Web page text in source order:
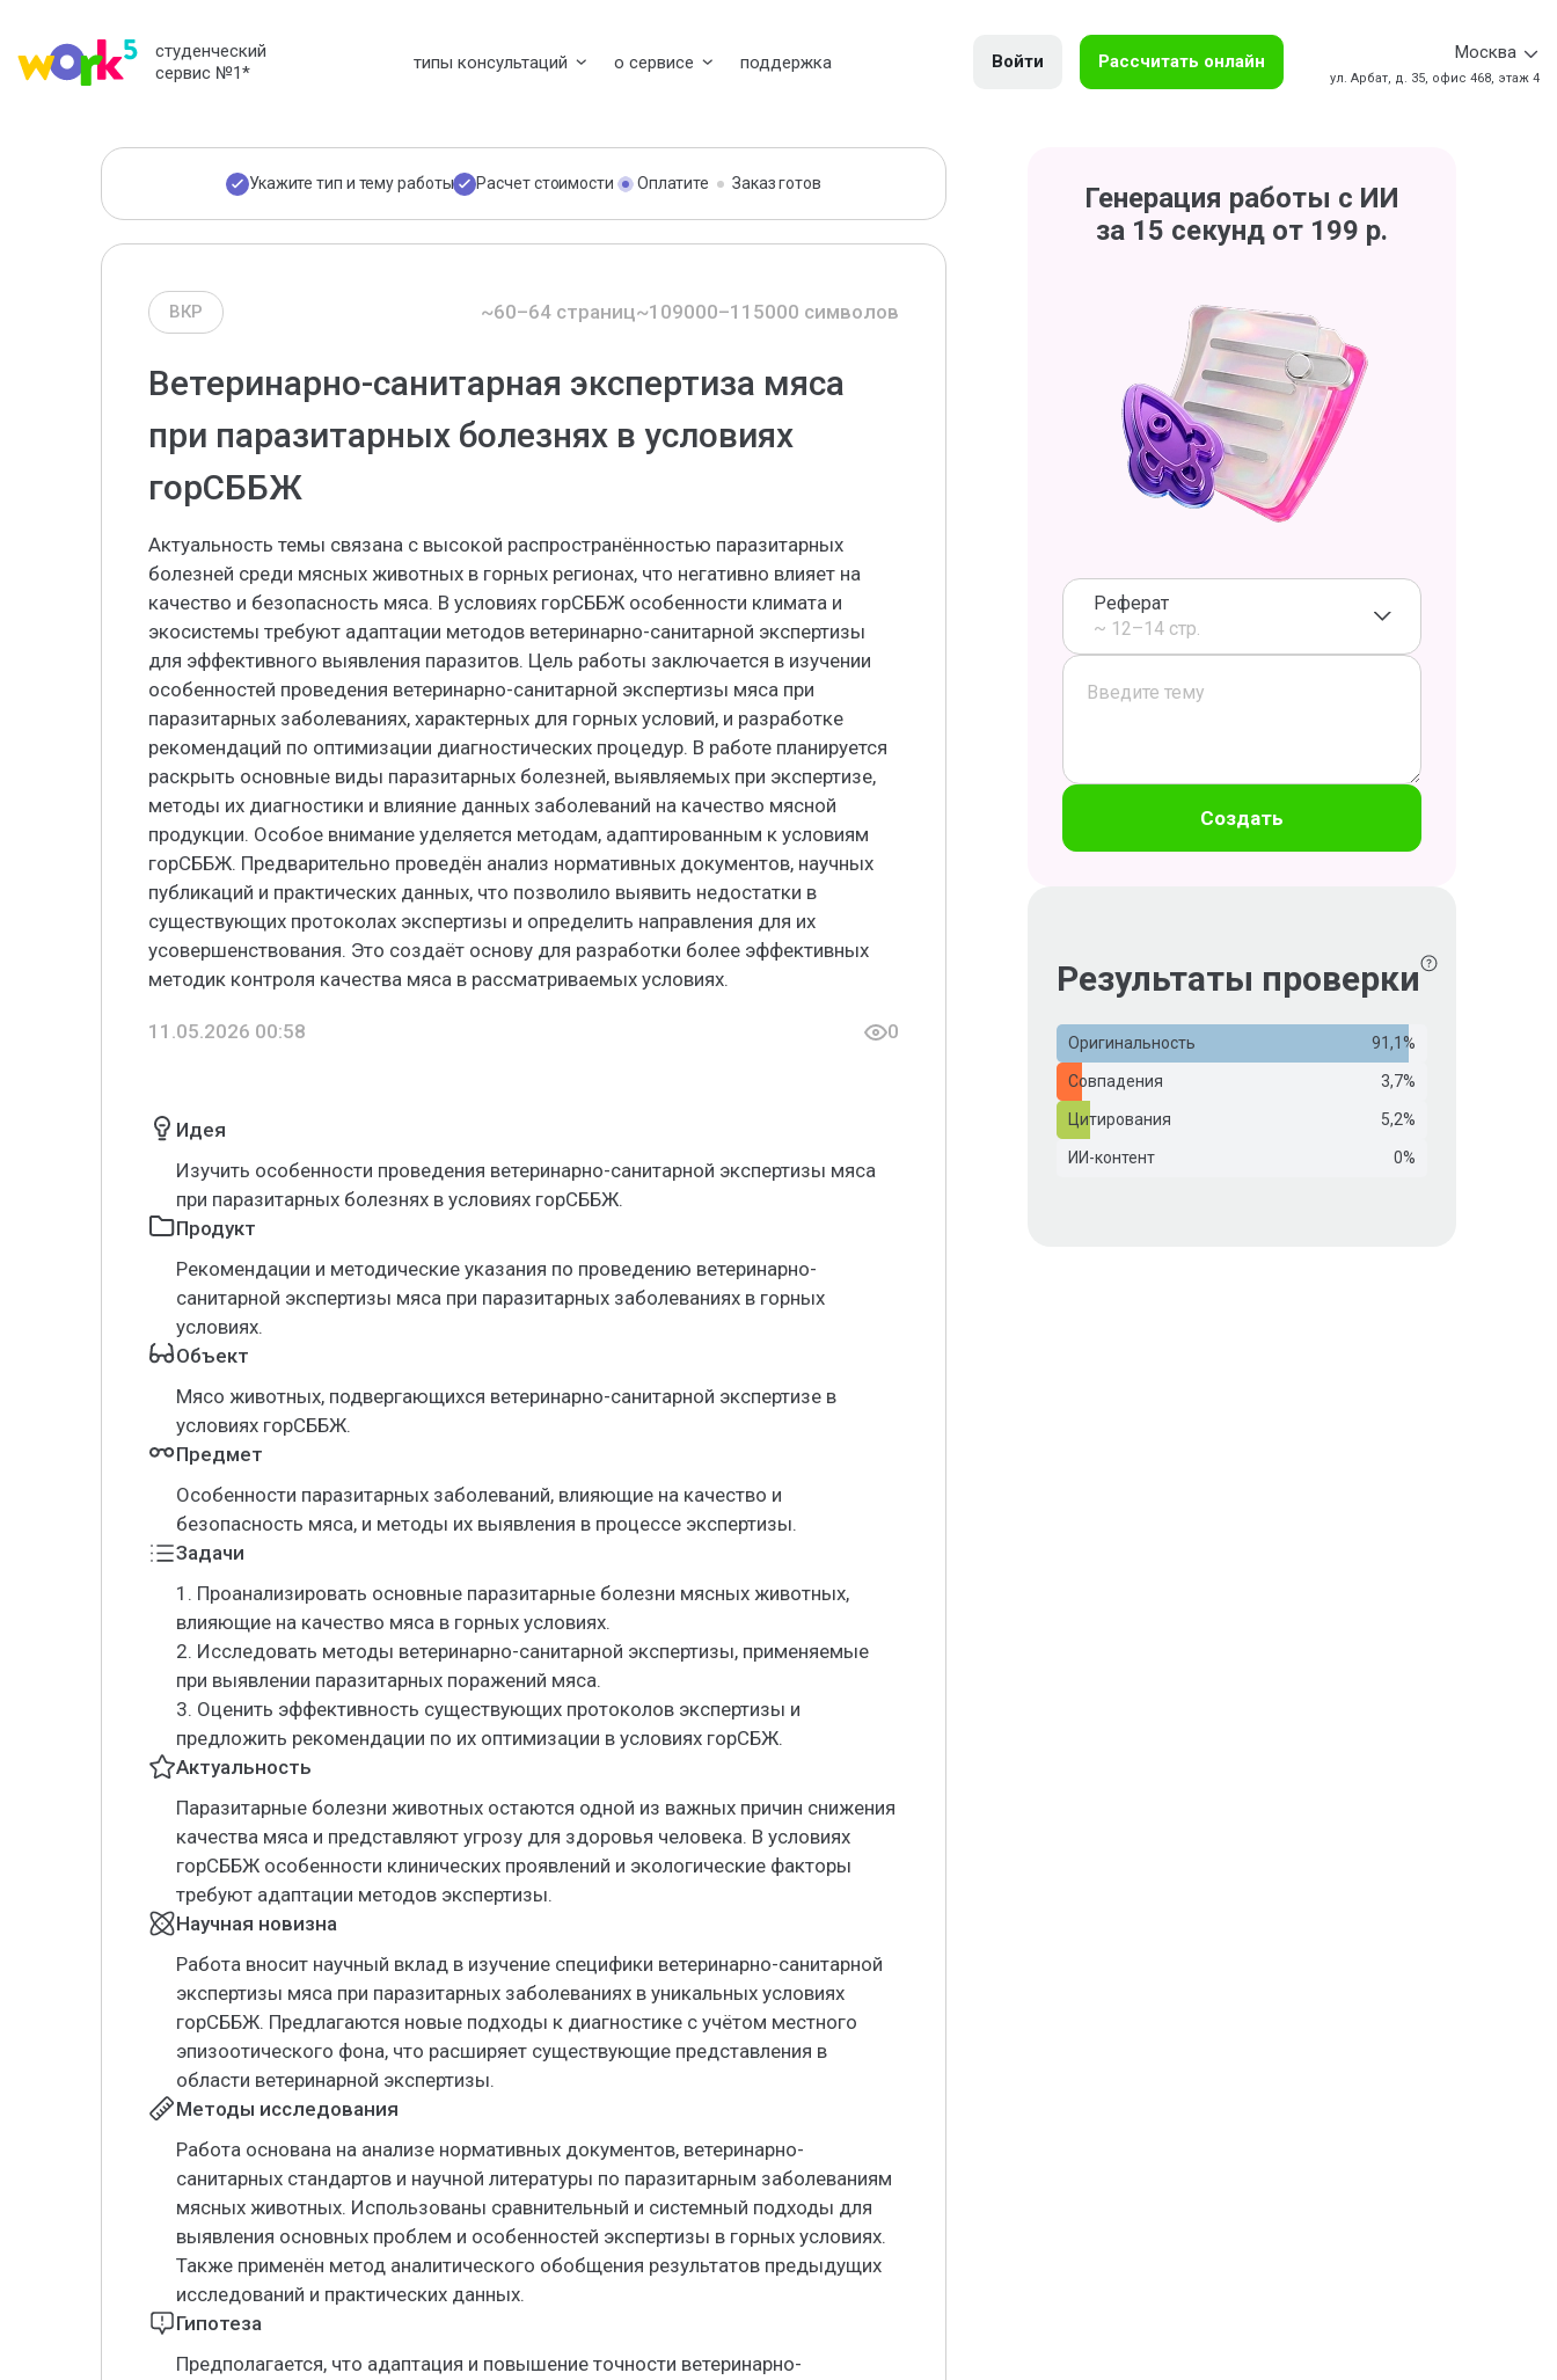
студенческий
сервис №1* типы консультаций о сервисе поддержка Войти Рассчитать онлайн Москва
ул. Арбат, д. 35, офис 468, этаж 4
Укажите тип и тему работы Расчет стоимости Оплатите Заказ готов
ВКР ~60–64 страниц~109000–115000 символов
Ветеринарно-санитарная экспертиза мяса
при паразитарных болезнях в условиях
горСББЖ
Актуальность темы связана с высокой распространённостью паразитарных
болезней среди мясных животных в горных регионах, что негативно влияет на
качество и безопасность мяса. В условиях горСББЖ особенности климата и
экосистемы требуют адаптации методов ветеринарно-санитарной экспертизы
для эффективного выявления паразитов. Цель работы заключается в изучении
особенностей проведения ветеринарно-санитарной экспертизы мяса при
паразитарных заболеваниях, характерных для горных условий, и разработке
рекомендаций по оптимизации диагностических процедур. В работе планируется
раскрыть основные виды паразитарных болезней, выявляемых при экспертизе,
методы их диагностики и влияние данных заболеваний на качество мясной
продукции. Особое внимание уделяется методам, адаптированным к условиям
горСББЖ. Предварительно проведён анализ нормативных документов, научных
публикаций и практических данных, что позволило выявить недостатки в
существующих протоколах экспертизы и определить направления для их
усовершенствования. Это создаёт основу для разработки более эффективных
методик контроля качества мяса в рассматриваемых условиях.
11.05.2026 00:58 0
Идея
Изучить особенности проведения ветеринарно-санитарной экспертизы мяса
при паразитарных болезнях в условиях горСББЖ.
Продукт
Рекомендации и методические указания по проведению ветеринарно-
санитарной экспертизы мяса при паразитарных заболеваниях в горных
условиях.
Объект
Мясо животных, подвергающихся ветеринарно-санитарной экспертизе в
условиях горСББЖ.
Предмет
Особенности паразитарных заболеваний, влияющие на качество и
безопасность мяса, и методы их выявления в процессе экспертизы.
Задачи
1. Проанализировать основные паразитарные болезни мясных животных,
влияющие на качество мяса в горных условиях.
2. Исследовать методы ветеринарно-санитарной экспертизы, применяемые
при выявлении паразитарных поражений мяса.
3. Оценить эффективность существующих протоколов экспертизы и
предложить рекомендации по их оптимизации в условиях горСБЖ.
Актуальность
Паразитарные болезни животных остаются одной из важных причин снижения
качества мяса и представляют угрозу для здоровья человека. В условиях
горСББЖ особенности клинических проявлений и экологические факторы
требуют адаптации методов экспертизы.
Научная новизна
Работа вносит научный вклад в изучение специфики ветеринарно-санитарной
экспертизы мяса при паразитарных заболеваниях в уникальных условиях
горСББЖ. Предлагаются новые подходы к диагностике с учётом местного
эпизоотического фона, что расширяет существующие представления в
области ветеринарной экспертизы.
Методы исследования
Работа основана на анализе нормативных документов, ветеринарно-
санитарных стандартов и научной литературы по паразитарным заболеваниям
мясных животных. Использованы сравнительный и системный подходы для
выявления основных проблем и особенностей экспертизы в горных условиях.
Также применён метод аналитического обобщения результатов предыдущих
исследований и практических данных.
Гипотеза
Предполагается, что адаптация и повышение точности ветеринарно-
Генерация работы с ИИ
за 15 секунд от 199 р.
Реферат
~ 12–14 стр.
Создать
Результаты проверки
Оригинальность 91,1%
Совпадения 3,7%
Цитирования 5,2%
ИИ-контент 0%